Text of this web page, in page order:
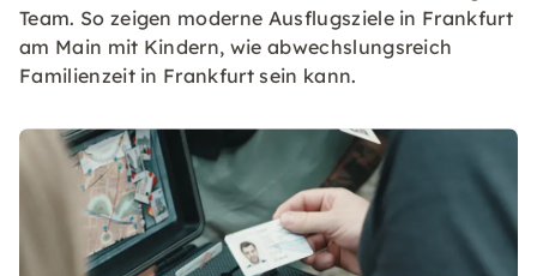
Team. So zeigen moderne Ausflugsziele in Frankfurt
am Main mit Kindern, wie abwechslungsreich
Familienzeit in Frankfurt sein kann.